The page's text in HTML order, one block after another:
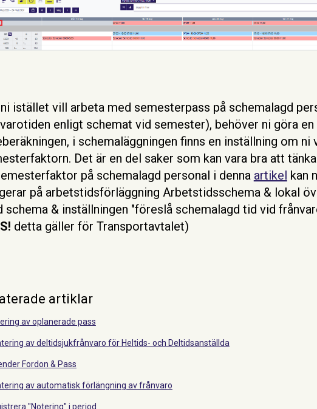
istället vill arbeta med semesterpass på schemalagd
enligt schemat vid semester), behöver ni göra en
i schemaläggningen finns en inställning om ni
Det är en del saker som kan vara bra att
på schemalagd personal i denna artikel kan
på arbetstidsförläggning Arbetstidsschema & lokal
schema & inställningen "föreslå schemalagd tid vid
detta gäller för Transportavtalet)
artiklar
av oplanerade pass
av deltidsjukfrånvaro för Heltids- och Deltidsanställda
Fordon & Pass
av automatisk förlängning av frånvaro
"Notering" i period